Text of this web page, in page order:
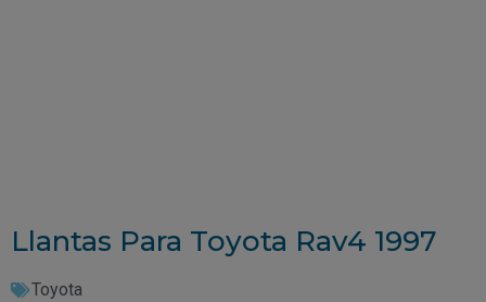
Llantas Para Toyota Rav4 1997
Toyota